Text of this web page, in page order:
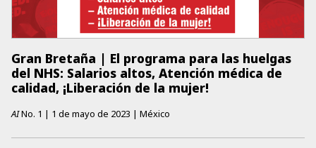
Gran Bretaña | El programa para las huelgas
del NHS: Salarios altos, Atención médica de
calidad, ¡Liberación de la mujer!
AINo. 1 | 1 de mayo de 2023 | México